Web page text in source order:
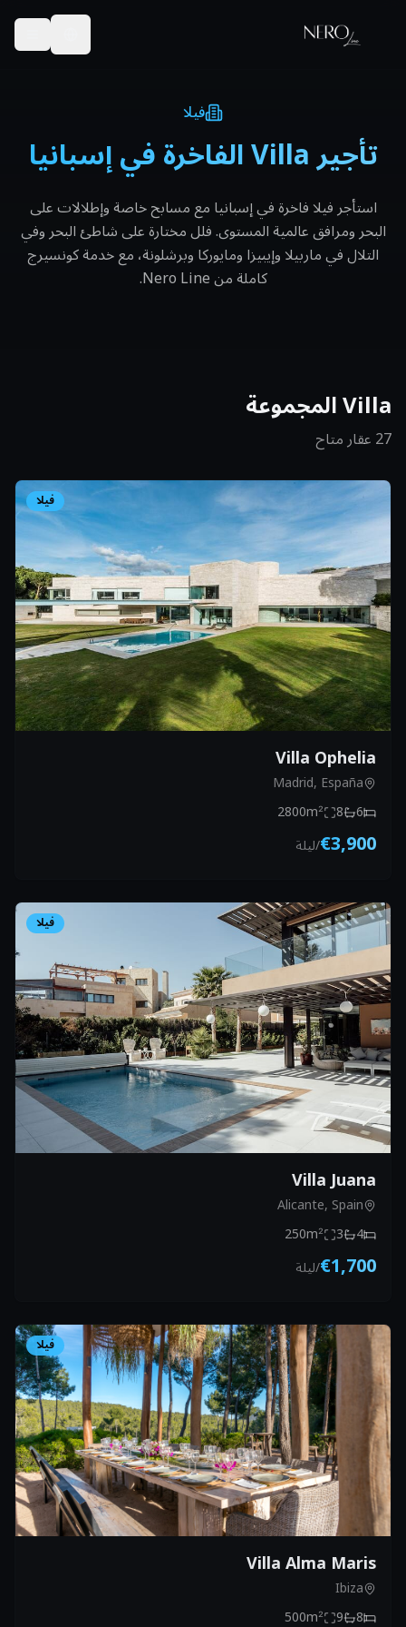
فيلا
تأجير Villa الفاخرة في إسبانيا
استأجر فيلا فاخرة في إسبانيا مع مسابح خاصة وإطلالات على
البحر ومرافق عالمية المستوى. فلل مختارة على شاطئ البحر وفي
التلال في ماربيلا وإيبيزا ومايوركا وبرشلونة، مع خدمة كونسيرج
كاملة من Nero Line.
Villaالمجموعة
27 عقار متاح
فيلا
Villa Ophelia
Madrid, España
6
8
2800m²
€3,900
/ليلة
فيلا
Villa Juana
Alicante, Spain
4
3
250m²
€1,700
/ليلة
فيلا
Villa Alma Maris
Ibiza
8
9
500m²